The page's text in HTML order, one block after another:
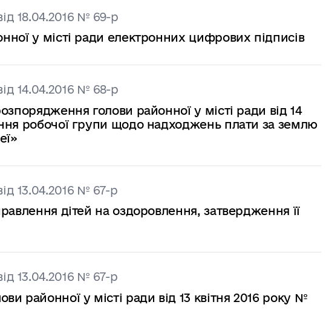
18.04.2016 № 69-р
у місті ради електронних цифрових підписів
14.04.2016 № 68-р
голови районної у місті ради від 14
робочої групи щодо надходжень плати за землю
13.04.2016 № 67-р
дітей на оздоровлення, затвердження її
13.04.2016 № 67-р
районної у місті ради від 13 квітня 2016 року №